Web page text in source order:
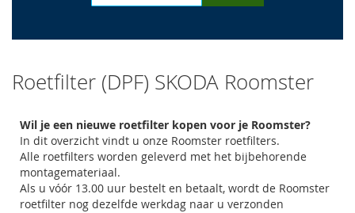
Roetfilter (DPF) SKODA Roomster
Wil je een nieuwe roetfilter kopen voor je Roomster?
In dit overzicht vindt u onze Roomster roetfilters.
Alle roetfilters worden geleverd met het bijbehorende
montagemateriaal.
Als u vóór 13.00 uur bestelt en betaalt, wordt de Roomster
roetfilter nog dezelfde werkdag naar u verzonden